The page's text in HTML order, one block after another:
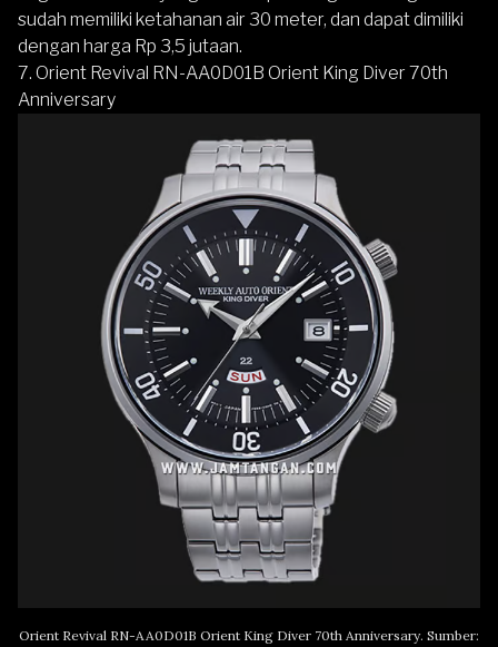
sudah memiliki ketahanan air 30 meter, dan dapat dimiliki
dengan harga Rp 3,5 jutaan.
7. Orient Revival RN-AA0D01B Orient King Diver 70th
Anniversary
Orient Revival RN-AA0D01B Orient King Diver 70th Anniversary. Sumber: